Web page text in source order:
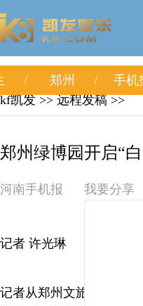
郑州 手机
kf凯发 >> 远程发稿 >>
郑州绿博园开启“
河南手机报 我要分享
记者 许光琳
记者从郑州文旅集团了解